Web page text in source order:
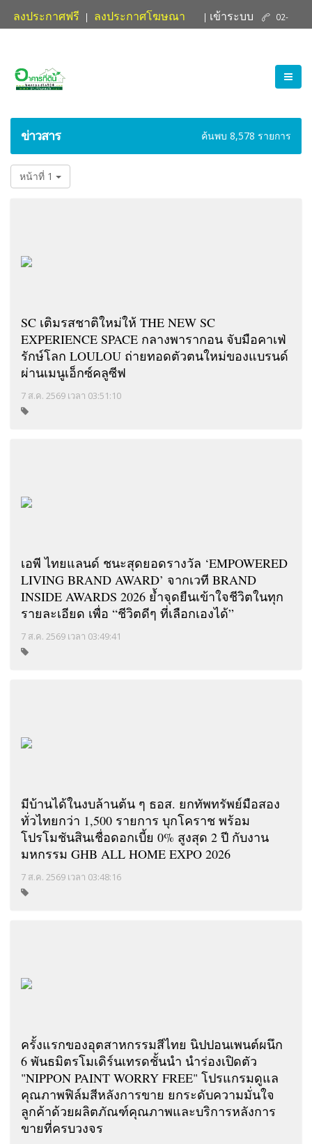
ลงประกาศฟรี | ลงประกาศโฆษณา | เข้าระบบ 02-
ข่าวสาร ค้นพบ 8,578 รายการ
หน้าที่ 1
SC เติมรสชาติใหม่ให้ THE NEW SC
EXPERIENCE SPACE กลางพารากอน จับมือคาเฟ่
รักษ์โลก LOULOU ถ่ายทอดตัวตนใหม่ของแบรนด์
ผ่านเมนูเอ็กซ์คลูซีฟ
7 ส.ค. 2569 เวลา 03:51:10
เอพี ไทยแลนด์ ชนะสุดยอดรางวัล ‘EMPOWERED
LIVING BRAND AWARD’ จากเวที BRAND
INSIDE AWARDS 2026 ย้ำจุดยืนเข้าใจชีวิตในทุก
รายละเอียด เพื่อ “ชีวิตดีๆ ที่เลือกเองได้”
7 ส.ค. 2569 เวลา 03:49:41
มีบ้านได้ในงบล้านต้น ๆ ธอส. ยกทัพทรัพย์มือสอง
ทั่วไทยกว่า 1,500 รายการ บุกโคราช พร้อม
โปรโมชันสินเชื่อดอกเบี้ย 0% สูงสุด 2 ปี กับงาน
มหกรรม GHB ALL HOME EXPO 2026
7 ส.ค. 2569 เวลา 03:48:16
ครั้งแรกของอุตสาหกรรมสีไทย นิปปอนเพนต์ผนึก
6 พันธมิตรโมเดิร์นเทรดชั้นนำ นำร่องเปิดตัว
"NIPPON PAINT WORRY FREE" โปรแกรมดูแล
คุณภาพฟิล์มสีหลังการขาย ยกระดับความมั่นใจ
ลูกค้าด้วยผลิตภัณฑ์คุณภาพและบริการหลังการ
ขายที่ครบวงจร